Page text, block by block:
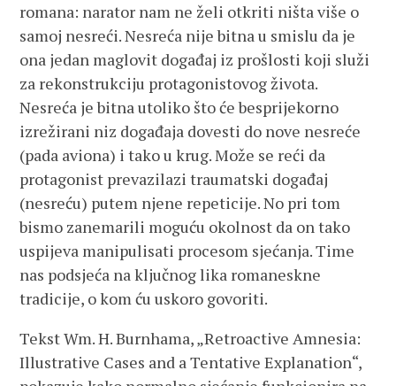
romana: narator nam ne želi otkriti ništa više o
samoj nesreći. Nesreća nije bitna u smislu da je
ona jedan maglovit događaj iz prošlosti koji služi
za rekonstrukciju protagonistovog života.
Nesreća je bitna utoliko što će besprijekorno
izrežirani niz događaja dovesti do nove nesreće
(pada aviona) i tako u krug. Može se reći da
protagonist prevazilazi traumatski događaj
(nesreću) putem njene repeticije. No pri tom
bismo zanemarili moguću okolnost da on tako
uspijeva manipulisati procesom sjećanja. Time
nas podsjeća na ključnog lika romaneskne
tradicije, o kom ću uskoro govoriti.
Tekst Wm. H. Burnhama, „Retroactive Amnesia:
Illustrative Cases and a Tentative Explanation“,